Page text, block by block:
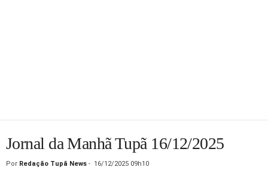
Jornal da Manhã Tupã 16/12/2025
Por Redação Tupã News - 16/12/2025 09h10